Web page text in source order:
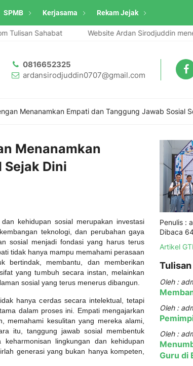
SPMB Kerjasama Rekam Jejak
Sahabat Website Ardan Sirodjuddin menerima
0816652325
ardansirodjuddin0707@gmail.com
Menanamkan Empati dan Tanggung Jawab Sosial
Menanamkan
Sejak Dini
kehidupan sosial merupakan investasi
teknologi, dan perubahan gaya
sosial menjadi fondasi yang harus terus
tidak hanya mampu memahami perasaan
bertindak, membantu, dan memberikan
yang tumbuh secara instan, melainkan
sosial yang terus menerus dibangun.
hanya cerdas secara intelektual, tetapi
dalam proses ini. Empati mengajarkan
memahami kesulitan yang mereka alami,
itu, tanggung jawab sosial membentuk
lingkungan dan kehidupan
generasi yang bukan hanya kompeten,
Penulis :
Dibaca
Artikel
Oleh :
Oleh :
Oleh :
Guru di